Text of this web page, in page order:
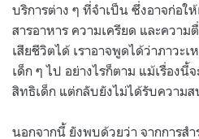
บริการต่าง ๆ ที่จำเป็น ซึ่งอาจก่อใ
สารอาหาร ความเครียด และควา
เสียชีวิตได้ เราอาจพูดได้ว่าภาวะ
เด็ก ๆ ไป อย่างไรก็ตาม แม้เรื่องนี้
สิทธิเด็ก แต่กลับยังไม่ได้รับความส
นอกจากนี้ ยังพบด้วยว่า จากการส